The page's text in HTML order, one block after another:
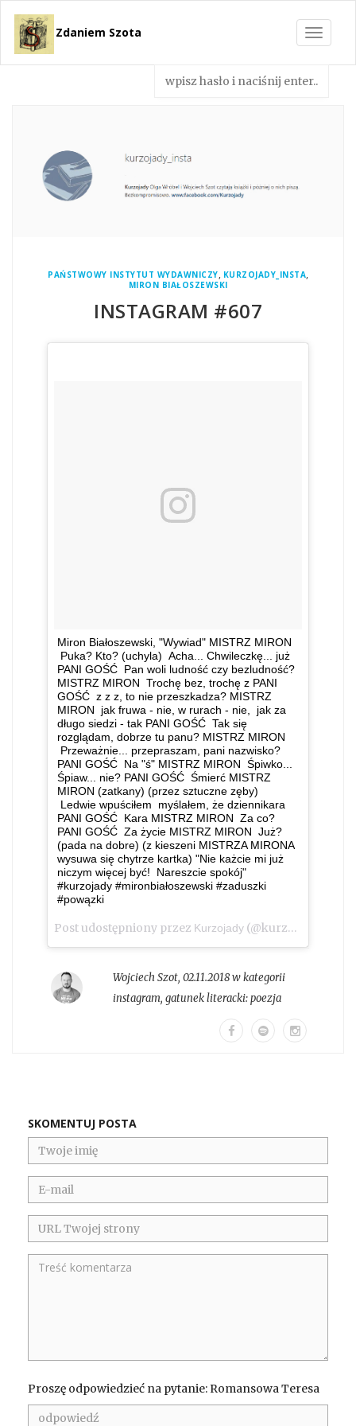
Toggle
Zdaniem Szota
PAŃSTWOWY INSTYTUT WYDAWNICZY, KURZOJADY_INSTA,
MIRON BIAŁOSZEWSKI
INSTAGRAM #607
Miron Białoszewski, "Wywiad" MISTRZ MIRON
Puka? Kto? (uchyla) Acha... Chwileczkę... już
PANI GOŚĆ Pan woli ludność czy bezludność?
MISTRZ MIRON Trochę bez, trochę z PANI
GOŚĆ z z z, to nie przeszkadza? MISTRZ
MIRON jak fruwa - nie, w rurach - nie, jak za
długo siedzi - tak PANI GOŚĆ Tak się
rozglądam, dobrze tu panu? MISTRZ MIRON
Przeważnie... przepraszam, pani nazwisko?
PANI GOŚĆ Na "ś" MISTRZ MIRON Śpiwko...
Śpiaw... nie? PANI GOŚĆ Śmierć MISTRZ
MIRON (zatkany) (przez sztuczne zęby)
Ledwie wpuściłem myślałem, że dziennikara
PANI GOŚĆ Kara MISTRZ MIRON Za co?
PANI GOŚĆ Za życie MISTRZ MIRON Już?
(pada na dobre) (z kieszeni MISTRZA MIRONA
wysuwa się chytrze kartka) "Nie każcie mi już
niczym więcej być! Nareszcie spokój"
#kurzojady #mironbiałoszewski #zaduszki
#powązki
Post udostępniony przez Kurzojady (@kurzojady_insta)
Wojciech Szot, 02.11.2018 w kategorii
instagram, gatunek literacki:poezja
SKOMENTUJ POSTA
Proszę odpowiedzieć na pytanie: Romansowa Teresa